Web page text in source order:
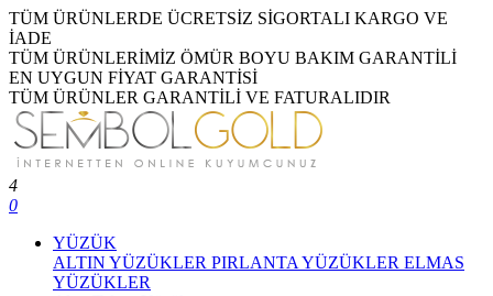
TÜM ÜRÜNLERDE ÜCRETSİZ SİGORTALI KARGO VE
İADE
TÜM ÜRÜNLERİMİZ ÖMÜR BOYU BAKIM GARANTİLİ
EN UYGUN FİYAT GARANTİSİ
TÜM ÜRÜNLER GARANTİLİ VE FATURALIDIR
4
0
YÜZÜK
ALTIN YÜZÜKLER PIRLANTA YÜZÜKLER ELMAS
YÜZÜKLER